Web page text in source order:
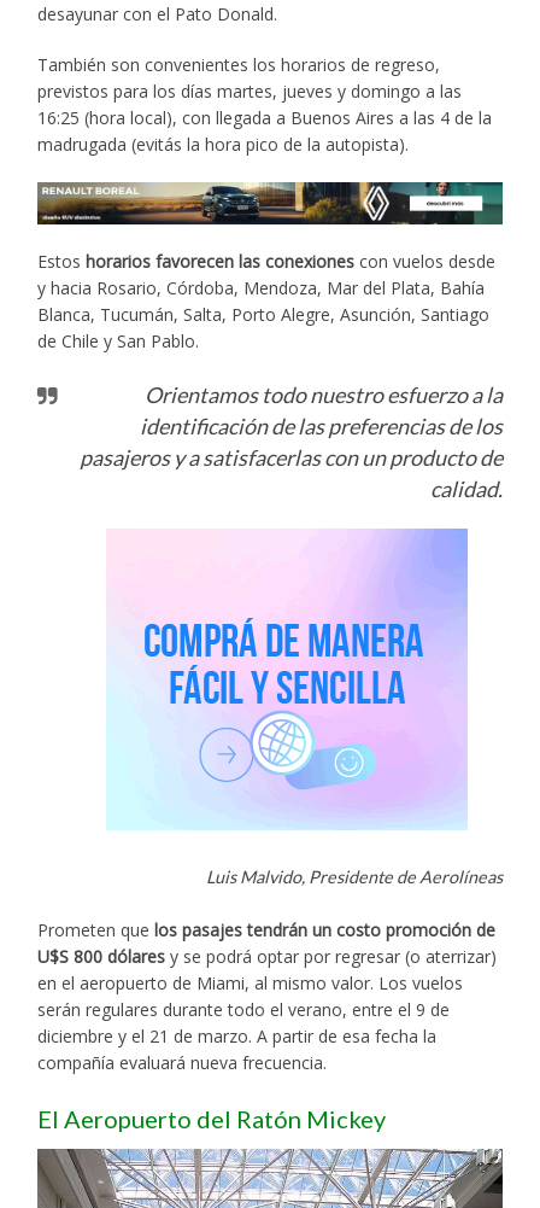
desayunar con el Pato Donald.
También son convenientes los horarios de regreso,
previstos para los días martes, jueves y domingo a las
16:25 (hora local), con llegada a Buenos Aires a las 4 de la
madrugada (evitás la hora pico de la autopista).
Estos horarios favorecen las conexionescon vuelos desde
y hacia Rosario, Córdoba, Mendoza, Mar del Plata, Bahía
Blanca, Tucumán, Salta, Porto Alegre, Asunción, Santiago
de Chile y San Pablo.
Orientamos todo nuestro esfuerzo a la
identificación de las preferencias de los
pasajeros y a satisfacerlas con un producto de
calidad.
Luis Malvido, Presidente de Aerolíneas
Prometen que los pasajes tendrán un costo promoción de
U$S 800 dólaresy se podrá optar por regresar (o aterrizar)
en el aeropuerto de Miami, al mismo valor. Los vuelos
serán regulares durante todo el verano, entre el 9 de
diciembre y el 21 de marzo. A partir de esa fecha la
compañía evaluará nueva frecuencia.
El Aeropuerto del Ratón Mickey